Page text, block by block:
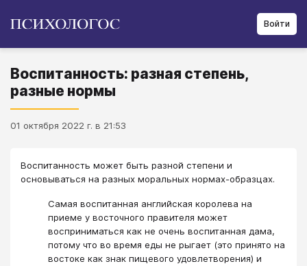
Войти
Воспитанность: разная степень,
разные нормы
01 октября 2022 г. в 21:53
Воспитанность может быть разной степени и
основываться на разных моральных нормах-образцах.
Самая воспитанная английская королева на
приеме у восточного правителя может
восприниматься как не очень воспитанная дама,
потому что во время еды не рыгает (это принято на
востоке как знак пищевого удовлетворения) и